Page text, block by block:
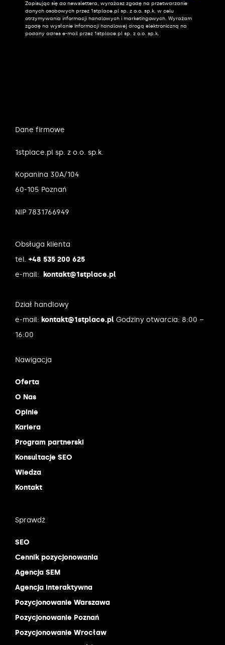
Alternative:
Zapisując się do newslettera, wyrażasz zgodę na przetwarzanie
danych osobowych przez 1stplace.pl sp. z o.o. sp.k. w celu
otrzymywania informacji handlowych i marketingowych. Wyrażam
zgodę na wysłanie informacji handlowej drogą elektroniczną na
podany adres e-mail przez 1stplace.pl sp. z o.o. sp.k.
Dane firmowe
1stplace.pl sp. z o.o. sp.k.
Kopanina 30A/104
60-105 Poznań
NIP 7831766949
Obsługa klienta
tel. +48 535 200 625
e-mail:
kontakt@1stplace.pl
Dział handlowy
e-mail: kontakt@1stplace.pl Godziny otwarcia: 8:00 –
16:00
Nawigacja
Oferta
O Nas
Opinie
Kariera
Program partnerski
Konsultacje SEO
Wiedza
Kontakt
Sprawdź
SEO
Cennik pozycjonowania
Agencja SEM
Agencja interaktywna
Pozycjonowanie Warszawa
Pozycjonowanie Poznań
Pozycjonowanie Wrocław